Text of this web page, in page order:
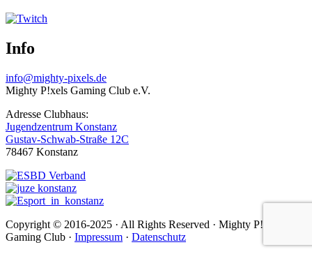
Info
info@mighty-pixels.de
Mighty P!xels Gaming Club e.V.
Adresse Clubhaus:
Jugendzentrum Konstanz
Gustav-Schwab-Straße 12C
78467 Konstanz
Copyright © 2016-2025 · All Rights Reserved · Mighty P!xels
Gaming Club · Impressum · Datenschutz